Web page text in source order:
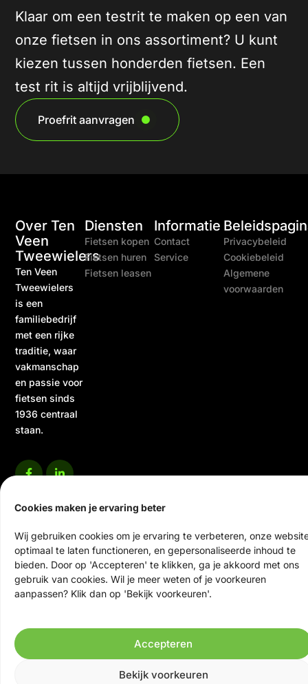
Cookies maken je ervaring beter
Wij gebruiken cookies om je ervaring te verbeteren, onze
optimaal te laten functioneren, en gepersonaliseerde inhoud te
bieden. Door op 'Accepteren' te klikken, ga je akkoord met ons
gebruik van cookies. Wil je meer weten of je voorkeuren
aanpassen? Klik dan op 'Bekijk voorkeuren'.
Accepteren
Bekijk voorkeuren
Klaar om een testrit te maken op een van
onze fietsen in ons assortiment? U kunt
kiezen tussen honderden fietsen. Een
test rit is altijd vrijblijvend.
Proefrit aanvragen
Over Ten
Veen
Tweewielers
Ten Veen
Tweewielers
is een
familiebedrijf
met een rijke
traditie, waar
vakmanschap
en passie voor
fietsen sinds
1936 centraal
staan.
Diensten
Fietsen kopen
Fietsen huren
Fietsen leasen
Informatie
Contact
Service
Privacybeleid
Cookiebeleid
Algemene
voorwaarden
© 2026 Ten Veen Tweewielers | Alle rechten voorbehouden
Website door Scrolla!